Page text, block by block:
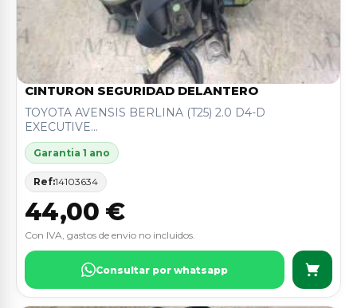
CINTURON SEGURIDAD DELANTERO
TOYOTA AVENSIS BERLINA (T25) 2.0 D4-D
EXECUTIVE...
Garantia 1 ano
Ref:14103634
44,00 €
Con IVA, gastos de envio no incluidos.
Consultar por whatsapp